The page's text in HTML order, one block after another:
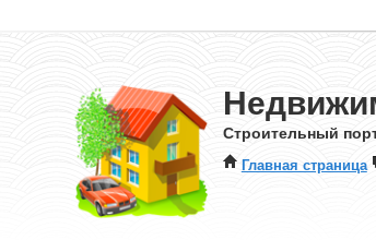
Строительный
Главная страница